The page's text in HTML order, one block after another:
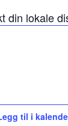
din lokale
til i